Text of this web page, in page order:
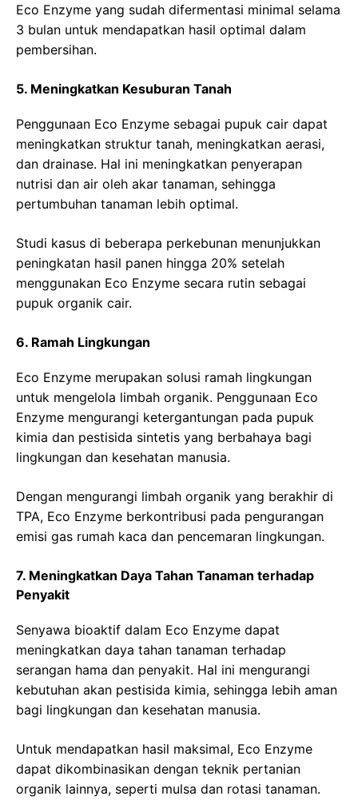
Eco Enzyme yang sudah difermentasi minimal selama
3 bulan untuk mendapatkan hasil optimal dalam
pembersihan.
5. Meningkatkan Kesuburan Tanah
Penggunaan Eco Enzyme sebagai pupuk cair dapat
meningkatkan struktur tanah, meningkatkan aerasi,
dan drainase. Hal ini meningkatkan penyerapan
nutrisi dan air oleh akar tanaman, sehingga
pertumbuhan tanaman lebih optimal.
Studi kasus di beberapa perkebunan menunjukkan
peningkatan hasil panen hingga 20% setelah
menggunakan Eco Enzyme secara rutin sebagai
pupuk organik cair.
6. Ramah Lingkungan
Eco Enzyme merupakan solusi ramah lingkungan
untuk mengelola limbah organik. Penggunaan Eco
Enzyme mengurangi ketergantungan pada pupuk
kimia dan pestisida sintetis yang berbahaya bagi
lingkungan dan kesehatan manusia.
Dengan mengurangi limbah organik yang berakhir di
TPA, Eco Enzyme berkontribusi pada pengurangan
emisi gas rumah kaca dan pencemaran lingkungan.
7. Meningkatkan Daya Tahan Tanaman terhadap
Penyakit
Senyawa bioaktif dalam Eco Enzyme dapat
meningkatkan daya tahan tanaman terhadap
serangan hama dan penyakit. Hal ini mengurangi
kebutuhan akan pestisida kimia, sehingga lebih aman
bagi lingkungan dan kesehatan manusia.
Untuk mendapatkan hasil maksimal, Eco Enzyme
dapat dikombinasikan dengan teknik pertanian
organik lainnya, seperti mulsa dan rotasi tanaman.